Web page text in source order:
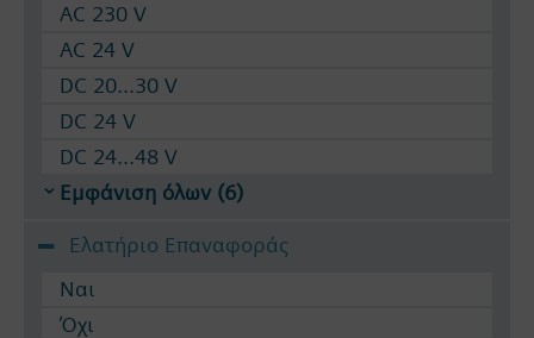
AC 230 V
AC 24 V
DC 20...30 V
DC 24 V
DC 24...48 V
Εμφάνιση όλων (6)
Ελατήριο Επαναφοράς
Ναι
Όχι